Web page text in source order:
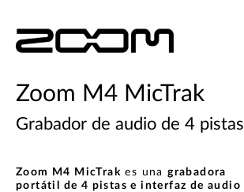
Zoom M4 MicTrak
Grabador de audio de 4 pistas
Zoom M4 MicTrak es unagrabadora
portátil de 4 pistas e interfaz de audio